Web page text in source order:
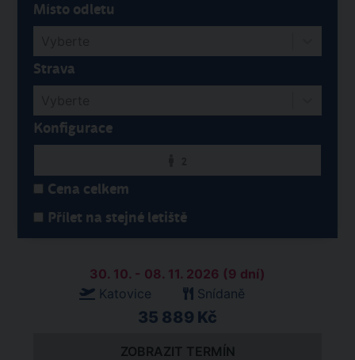
Místo odletu
Strava
Konfigurace
Cena celkem
Přílet na stejné letiště
30. 10. - 08. 11. 2026 (9 dní)
Katovice
Snídaně
35 889 Kč
ZOBRAZIT TERMÍN